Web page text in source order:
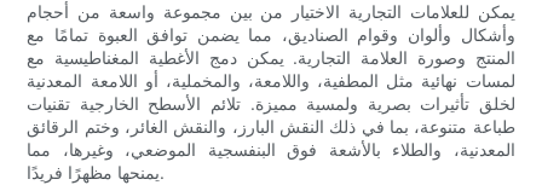
يمكن للعلامات التجارية الاختيار من بين مجموعة واسعة من أحجام
وأشكال وألوان وقوام الصناديق، مما يضمن توافق العبوة تمامًا مع
المنتج وصورة العلامة التجارية. يمكن دمج الأغطية المغناطيسية مع
لمسات نهائية مثل المطفية، واللامعة، والمخملية، أو اللامعة المعدنية
لخلق تأثيرات بصرية ولمسية مميزة. تلائم الأسطح الخارجية تقنيات
طباعة متنوعة، بما في ذلك النقش البارز، والنقش الغائر، وختم الرقائق
المعدنية، والطلاء بالأشعة فوق البنفسجية الموضعي، وغيرها، مما
يمنحها مظهرًا فريدًا.